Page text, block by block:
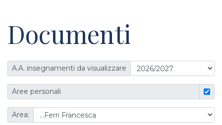
Documenti
A.A. insegnamenti da visualizzare
Aree personali
Area: